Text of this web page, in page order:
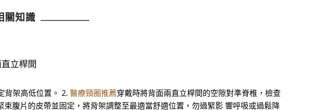
關知識
立桿間
背架高低位置。 2. 醫療頸圈推薦穿戴時將背面兩直立桿間的空隙對準脊椎，檢查
腹片的皮帶並固定，將背架調整至最適當舒適位置，勿過緊影 響呼吸或過鬆降